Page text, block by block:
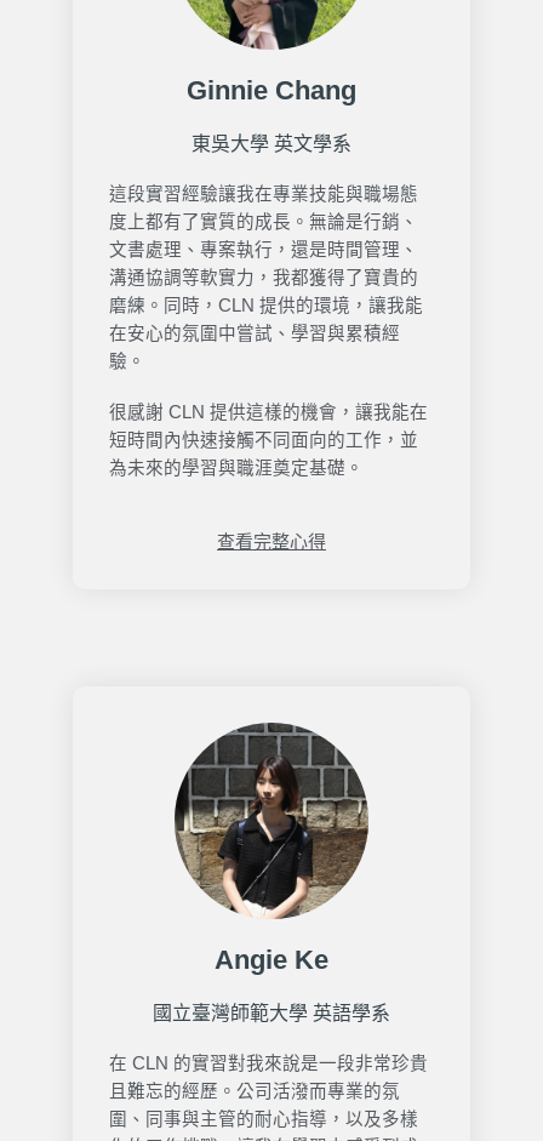
Ginnie Chang
東吳大學 英文學系
這段實習經驗讓我在專業技能與職場態
度上都有了實質的成長。無論是行銷、
文書處理、專案執行，還是時間管理、
溝通協調等軟實力，我都獲得了寶貴的
磨練。同時，CLN 提供的環境，讓我能
在安心的氛圍中嘗試、學習與累積經
驗。
很感謝 CLN 提供這樣的機會，讓我能在
短時間內快速接觸不同面向的工作，並
為未來的學習與職涯奠定基礎。
查看完整心得
Angie Ke
國立臺灣師範大學 英語學系
在 CLN 的實習對我來說是一段非常珍貴
且難忘的經歷。公司活潑而專業的氛
圍、同事與主管的耐心指導，以及多樣